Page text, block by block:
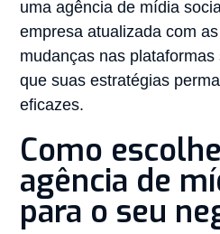
uma agência de mídia
empresa atualizada com
mudanças nas
que suas estratégias
eficazes.
Como
agência de
para o seu